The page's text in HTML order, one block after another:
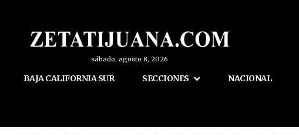
sábado, agosto 8, 2026
BAJA CALIFORNIA SUR SECCIONES NACIONAL